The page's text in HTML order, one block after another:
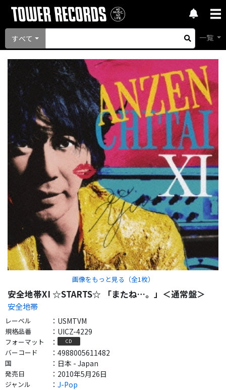
すべて 一覧
画像をもっと見る（全1 枚）
安全地帯XI ☆STARTS☆ 「またね…。」＜通常盤＞
安全地帯
レーベル ： USMTVM
規格品番 ： UICZ-4229
フォーマット ： CD
バーコード ： 4988005611482
国 ： 日本 - Japan
発売日 ： 2010年5月26日
ジャンル ： J-Pop